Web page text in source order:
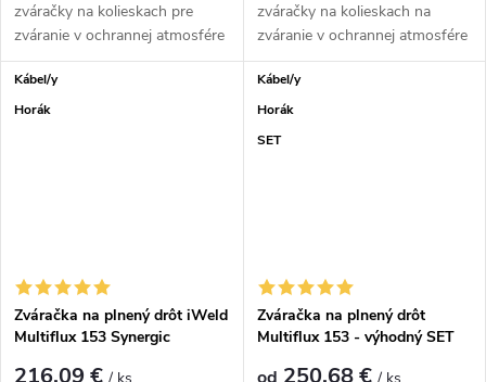
zváračky na kolieskach pre
zváranie v ochrannej atmosfére
MIG. ťažkom priemysle,...
zváračky na kolieskach na
zváranie v ochrannej atmosfére
MIG. Výkonné chladenie...
Kábel/y
Horák
Zváračka na plnený drôt iWeld
Multiflux 153 Synergic
216,09 €/ ks
Kábel/y
Horák
SET
Zváračka na plnený drôt
Multiflux 153 - výhodný SET
250,68 €/ ks